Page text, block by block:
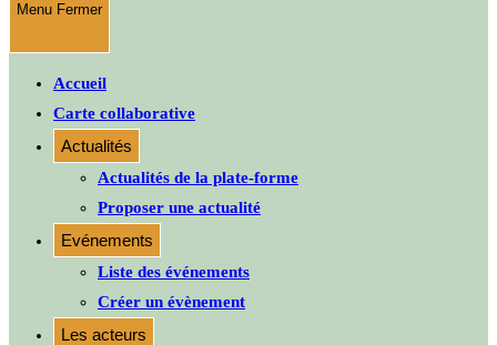
Menu Fermer
Accueil
Carte collaborative
Actualités
Actualités de la plate-forme
Proposer une actualité
Evénements
Liste des événements
Créer un évènement
Les acteurs